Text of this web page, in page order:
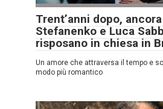
Trent’anni dopo,
Stefanenko e Luca
risposano in chiesa in
Un amore che attraversa il tempo e
modo più romantico